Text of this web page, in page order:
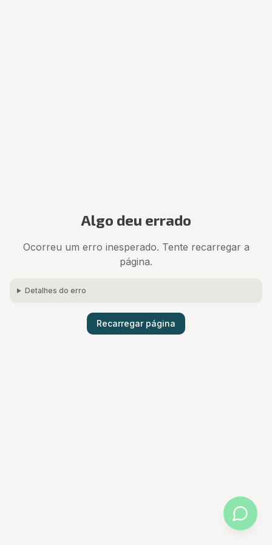
Algo deu errado
Ocorreu um erro inesperado. Tente recarregar a
página.
Detalhes do erro
Recarregar página